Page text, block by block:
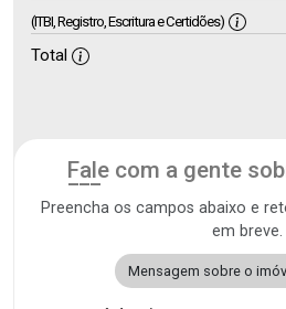
(ITBI, Registro, Escritura e Certidões)
Total
Fale com a gente
Preencha os campos abaixo e
em breve.
Mensagem sobre o